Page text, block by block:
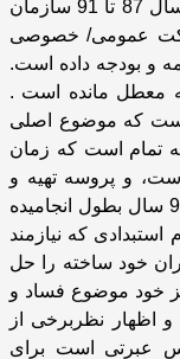
سازمان
عمومی/ خصوصی
برنامه و بودجه داده است.
و بودجه معطل مانده است .
است که موضوع اصلی
تمام است که زمان
و پروسه تهیه و
تدوین خود لایحه نیز بسیار طولانی و حد اقل 9 سال بطول انجامیده
که نیازمند
خود ساخته را حل
خود موضوع فساد و
اظهار نظربرخی از
عبرتی است برای